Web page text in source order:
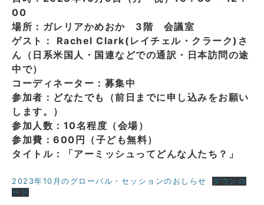
00
場所：ガレリアかめおか 3階 会議室
ゲスト： Rachel Clark(レイチェル・クラーク)さ
ん（日系米国人・国連などでの通訳・日本訪問の途
中で）
コーディネーター：募集中
参加者：どなたでも（前日までに申し込みをお願い
します。）
参加人数：10名程度（会場）
参加費：600円（子ども無料）
タイトル：「アーミッシュってどんな人たち？」
2023年10月のグローバル・セッションのおしらせ
ダウンロ
ード